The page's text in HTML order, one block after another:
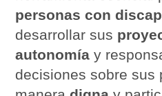
personas con
desarrollar sus
autonomía y
decisiones sobre sus